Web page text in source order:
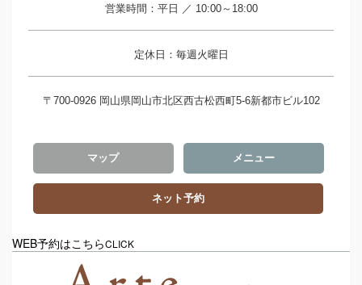
営業時間：平日 ／ 10:00～18:00
定休日：毎週火曜日
〒700-0926 岡山県岡山市北区西古松西町5-6新都市ビル102
マップ メニュー
ネット予約
WEB予約はこちらCLICK